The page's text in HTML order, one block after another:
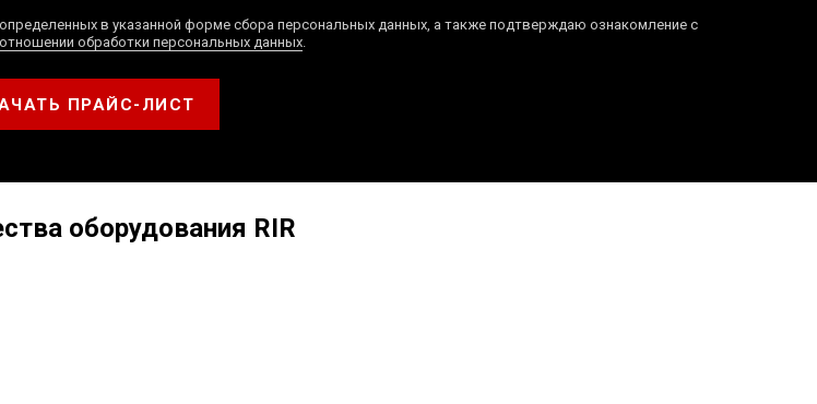
в указанной форме сбора персональных данных, а также подтверждаю ознакомление с
обработки персональных данных.
ПРАЙС-ЛИСТ
оборудования RIR